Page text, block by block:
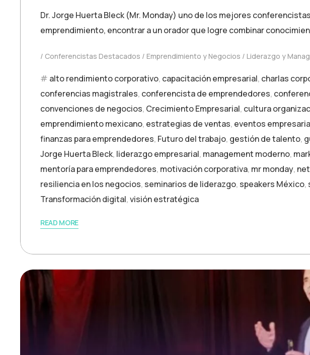
Dr. Jorge Huerta Bleck (Mr. Monday) uno de los mejores
emprendimiento, encontrar a un orador que logre combinar
Conferencistas Destacados Emprendimiento y Negocios Liderazgo y
alto rendimiento corporativo, capacitación empresarial, charlas
conferencias magistrales, conferencista de emprendedores,
convenciones de negocios, Crecimiento Empresarial, cultura
emprendimiento mexicano, estrategias de ventas, eventos
finanzas para emprendedores, Futuro del trabajo, gestión de talento,
Jorge Huerta Bleck, liderazgo empresarial, management moderno,
mentoría para emprendedores, motivación corporativa, mr monday,
resiliencia en los negocios, seminarios de liderazgo, speakers México,
Transformación digital,visión estratégica
READ MORE